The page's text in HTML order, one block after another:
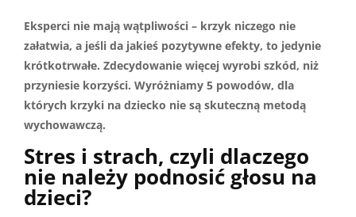
Eksperci nie mają wątpliwości – krzyk niczego nie
załatwia, a jeśli da jakieś pozytywne efekty, to jedynie
krótkotrwałe. Zdecydowanie więcej wyrobi szkód, niż
przyniesie korzyści. Wyróżniamy 5 powodów, dla
których krzyki na dziecko nie są skuteczną metodą
wychowawczą.
Stres i strach, czyli dlaczego
nie należy podnosić głosu na
dzieci?